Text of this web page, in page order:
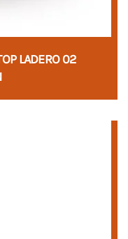
LADERO 02